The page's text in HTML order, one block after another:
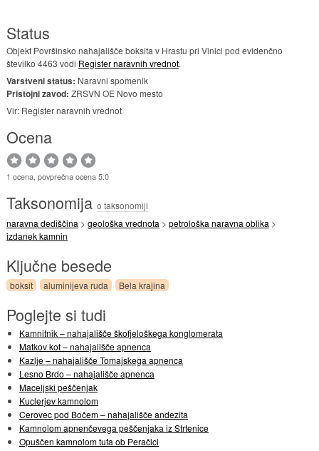
Status
Objekt Površinsko nahajališče boksita v Hrastu pri Vinici pod evidenčno
številko 4463 vodi Register naravnih vrednot.
Varstveni status: Naravni spomenik
Pristojni zavod: ZRSVN OE Novo mesto
Vir: Register naravnih vrednot
Ocena
1 ocena, povprečna ocena 5.0
Taksonomija o taksonomiji
naravna dediščina > geološka vrednota > petrološka naravna oblika >
izdanek kamnin
Ključne besede
boksit aluminijeva ruda Bela krajina
Poglejte si tudi
Kamnitnik – nahajališče škofjeloškega konglomerata
Matkov kot – nahajališče apnenca
Kazlje – nahajališče Tomajskega apnenca
Lesno Brdo – nahajališče apnenca
Maceljski peščenjak
Kuclerjev kamnolom
Cerovec pod Bočem – nahajališče andezita
Kamnolom apnenčevega peščenjaka iz Strtenice
Opuščen kamnolom tufa ob Peračici